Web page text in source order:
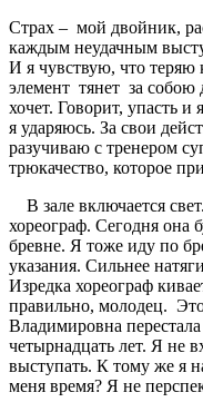
Страх – мой двойник,
каждым неудачным
И я чувствую, что
элемент тянет за собою
хочет. Говорит, упасть
я ударяюсь. За свои
разучиваю с тренером
трюкачество, которое
В зале включается
хореограф. Сегодня она
бревне. Я тоже иду по
указания. Сильнее
Изредка хореограф
правильно, молодец.
Владимировна
четырнадцать лет. Я не
выступать. К тому же я
меня время? Я не